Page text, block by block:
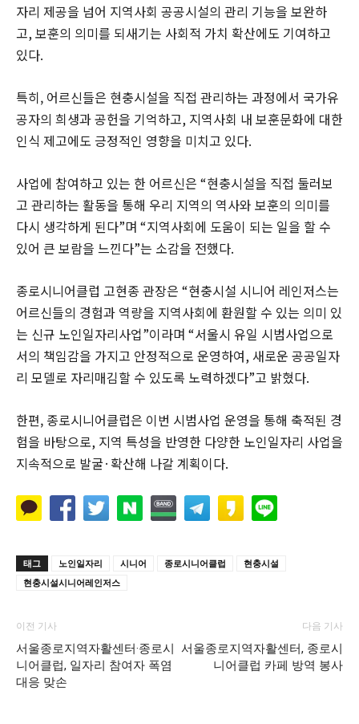
자리 제공을 넘어 지역사회 공공시설의 관리 기능을 보완하
고, 보훈의 의미를 되새기는 사회적 가치 확산에도 기여하고
있다.
특히, 어르신들은 현충시설을 직접 관리하는 과정에서 국가유
공자의 희생과 공헌을 기억하고, 지역사회 내 보훈문화에 대한
인식 제고에도 긍정적인 영향을 미치고 있다.
사업에 참여하고 있는 한 어르신은 “현충시설을 직접 둘러보
고 관리하는 활동을 통해 우리 지역의 역사와 보훈의 의미를
다시 생각하게 된다”며 “지역사회에 도움이 되는 일을 할 수
있어 큰 보람을 느낀다”는 소감을 전했다.
종로시니어클럽 고현종 관장은 “현충시설 시니어 레인저스는
어르신들의 경험과 역량을 지역사회에 환원할 수 있는 의미 있
는 신규 노인일자리사업”이라며 “서울시 유일 시범사업으로
서의 책임감을 가지고 안정적으로 운영하여, 새로운 공공일자
리 모델로 자리매김할 수 있도록 노력하겠다”고 밝혔다.
한편, 종로시니어클럽은 이번 시범사업 운영을 통해 축적된 경
험을 바탕으로, 지역 특성을 반영한 다양한 노인일자리 사업을
지속적으로 발굴· 확산해 나갈 계획이다.
태그 노인일자리 시니어 종로시니어클럽
현충시설
현충시설시니어레인저스
이전 기사
서울종로지역자활센터·종로시
니어클럽, 일자리 참여자 폭염
대응 맞손
다음 기사
서울종로지역자활센터, 종로시
니어클럽 카페 방역 봉사